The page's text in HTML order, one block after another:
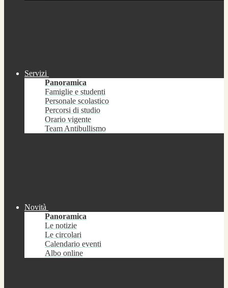
Servizi
Panoramica
Famiglie e studenti
Personale scolastico
Percorsi di studio
Orario vigente
Team Antibullismo
Novità
Panoramica
Le notizie
Le circolari
Calendario eventi
Albo online